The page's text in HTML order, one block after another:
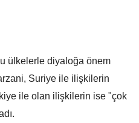
ülkelerle diyaloğa önem
Suriye ile ilişkilerin
ile olan ilişkilerin ise "çok